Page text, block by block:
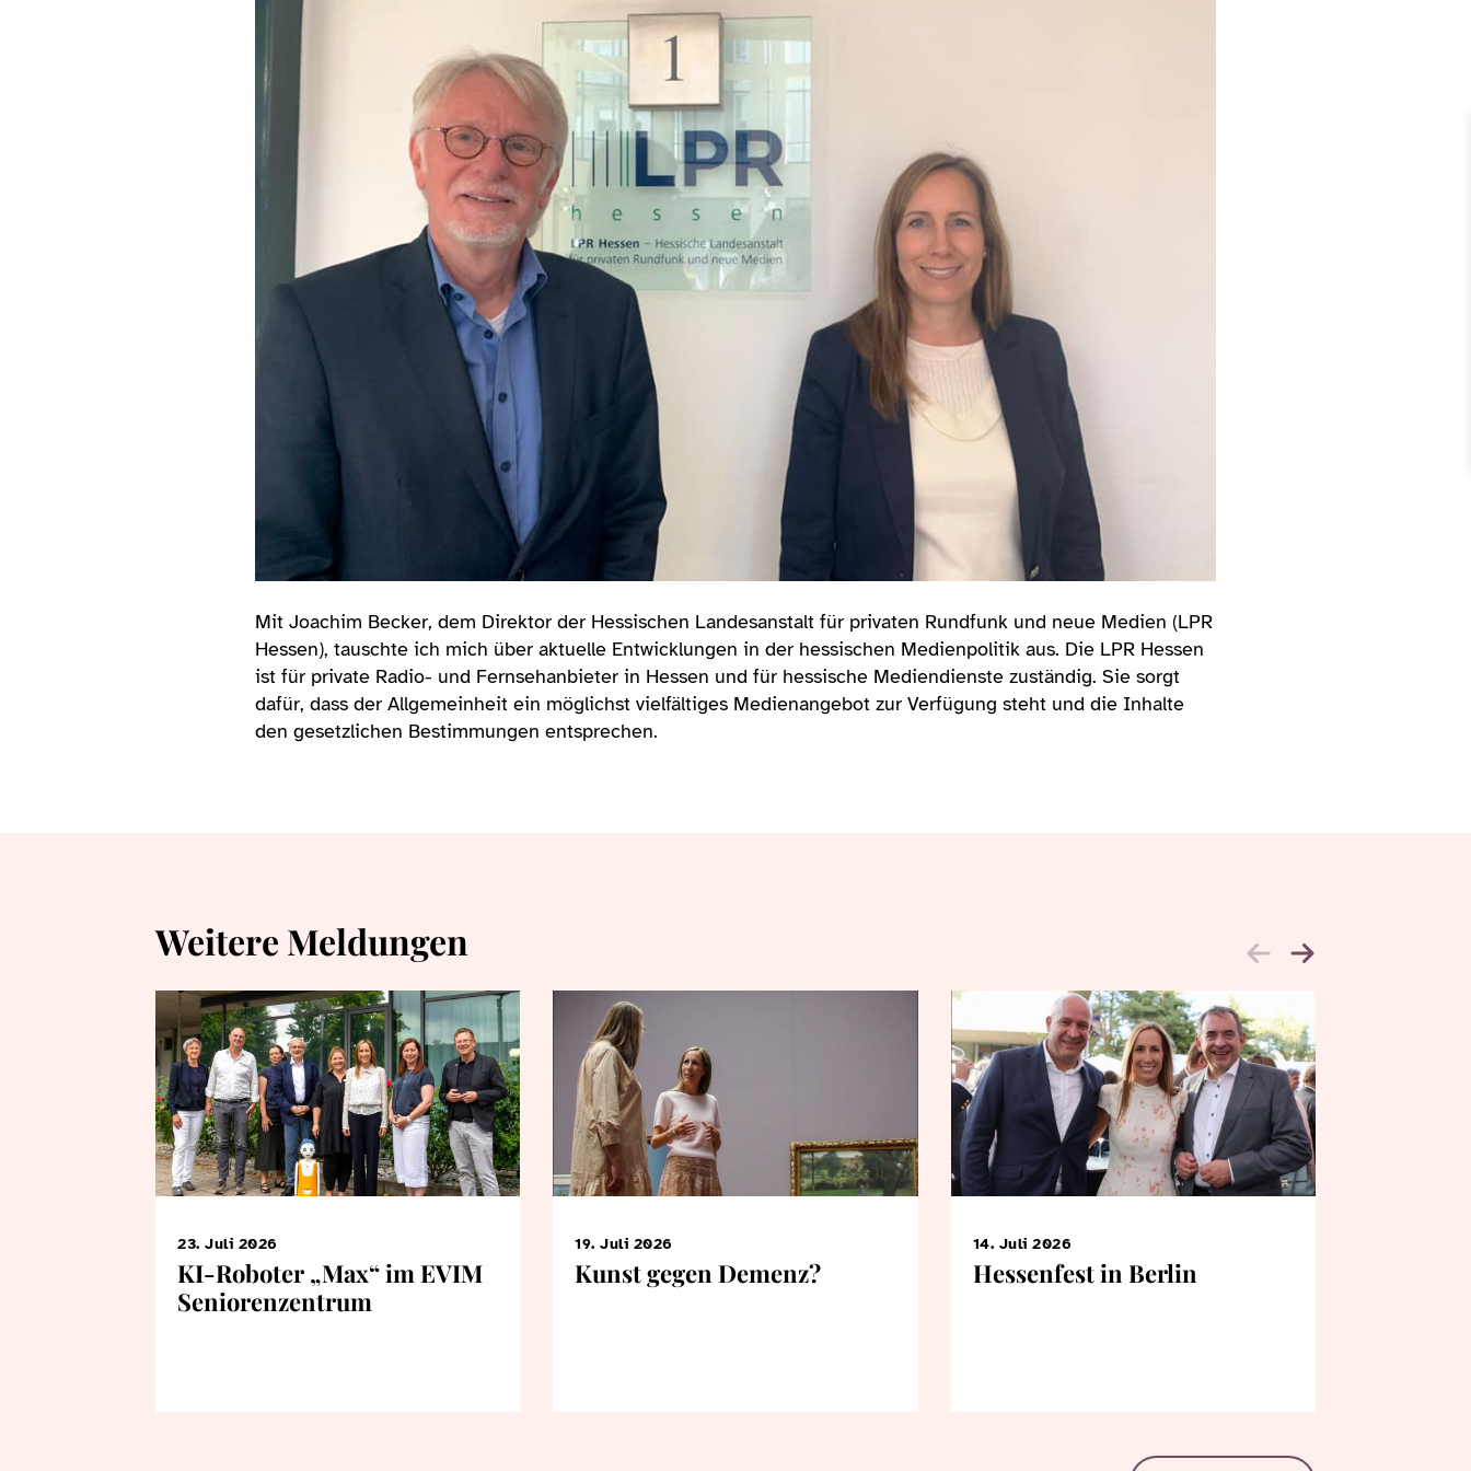
Mit Joachim Becker, dem Direktor der Hessischen Landesanstalt für privaten Rundfunk und neue Medien (LPR
Hessen), tauschte ich mich über aktuelle Entwicklungen in der hessischen Medienpolitik aus. Die LPR Hessen
ist für private Radio- und Fernsehanbieter in Hessen und für hessische Mediendienste zuständig. Sie sorgt
dafür, dass der Allgemeinheit ein möglichst vielfältiges Medienangebot zur Verfügung steht und die Inhalte
den gesetzlichen Bestimmungen entsprechen.
Weitere Meldungen
23. Juli 2026
KI-Roboter „Max“ im EVIM
Seniorenzentrum
19. Juli 2026
Kunst gegen Demenz?
14. Juli 2026
Hessenfest in Berlin